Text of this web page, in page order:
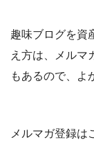
趣味ブログを資
え方は、メルマ
もあるので、よ
メルマガ登録は